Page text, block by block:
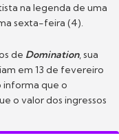
na legenda de uma
sexta-feira (4).
de Domination, sua
em 13 de fevereiro
informa que o
o valor dos ingressos